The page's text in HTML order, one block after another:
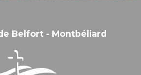
Belfort - Montbéliard